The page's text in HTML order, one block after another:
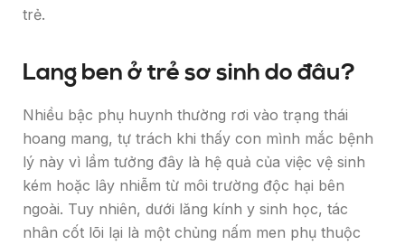
trẻ.
Lang ben ở trẻ sơ sinh do đâu?
Nhiều bậc phụ huynh thường rơi vào trạng thái
hoang mang, tự trách khi thấy con mình mắc bệnh
lý này vì lầm tưởng đây là hệ quả của việc vệ sinh
kém hoặc lây nhiễm từ môi trường độc hại bên
ngoài. Tuy nhiên, dưới lăng kính y sinh học, tác
nhân cốt lõi lại là một chủng nấm men phụ thuộc